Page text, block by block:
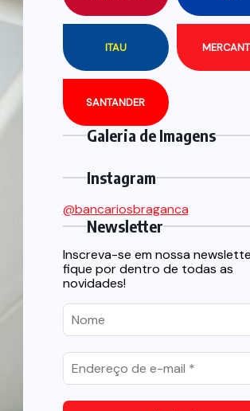
ITAU
SANTANDER
Galeria de Imagens
Instagram
@bancariosbraganca
Newsletter
Inscreva-se em nossa
fique por dentro de todas as
novidades!